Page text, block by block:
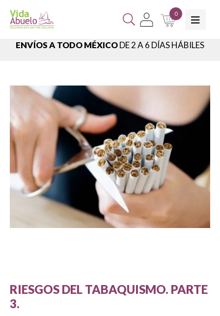
0
ENVÍOS A TODO MÉXICODE 2 A 6 DÍAS HÁBILES
RIESGOS DEL TABAQUISMO. PARTE
3.